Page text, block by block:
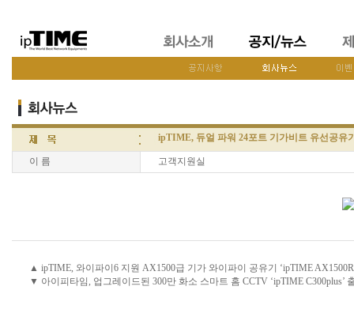
ipTIME, 듀얼 파워 24포트 기가비트 유선공유
이 름 고객지원실
▲ ipTIME, 와이파이6 지원 AX1500급 기가 와이파이 공유기 ‘ipTIME
▼ 아이피타임, 업그레이드된 300만 화소 스마트 홈 CCTV ‘ipTIME C300plus’